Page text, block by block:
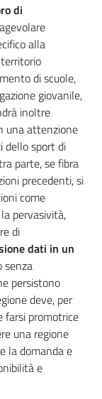
di
alla
di scuole,
giovanile,
inoltre
una attenzione
dello sport di
parte, se fibra
precedenti, si
come
pervasività,
di
dati in un
senza
persistono
deve, per
farsi promotrice
una regione
la domanda e
e